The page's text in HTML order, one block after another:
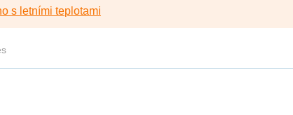
s letními teplotami